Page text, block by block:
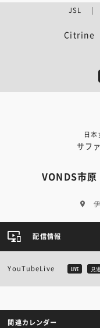
Citrine
JSL | サ
日
サフ
VONDS市原
配信情報
YouTubeLive LIVE 見
関連カレンダー